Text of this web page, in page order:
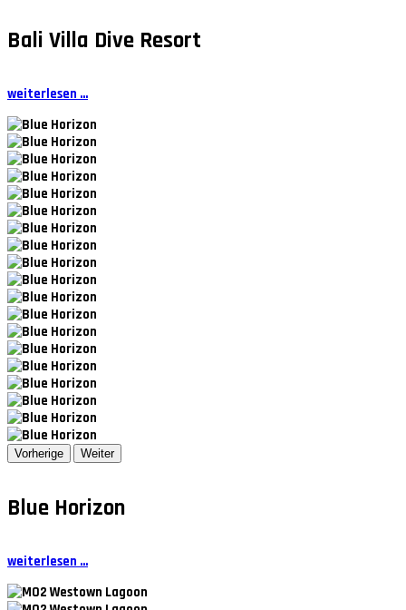
Bali Villa Dive Resort
weiterlesen ...
Vorherige Weiter
Blue Horizon
weiterlesen ...